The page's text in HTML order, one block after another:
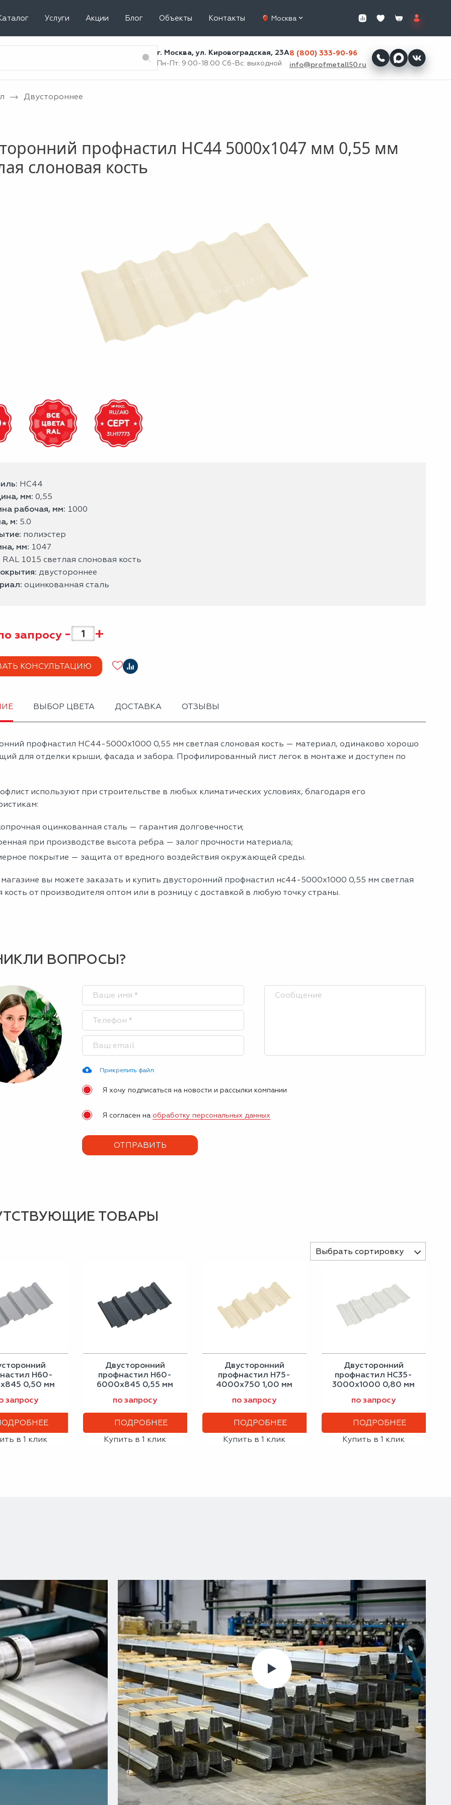
Услуги Акции Блог Объекты Контакты Москва
г. Москва, ул. Кировоградская, 23А
Пн-Пт: 9:00-18:00 Сб-Вс: выходной
8 (800) 333-90-96
info@profmetall50.ru
Двустороннее
профнастил НС44 5000x1047 мм 0,55 мм
слоновая кость
НС44
мм: 0,55
рабочая, мм: 1000
м: 5.0
полиэстер
мм: 1047
RAL 1015 светлая слоновая кость
двустороннее
оцинкованная сталь
запросу - +
КОНСУЛЬТАЦИЮ
ВЫБОР ЦВЕТА ДОСТАВКА ОТЗЫВЫ
профнастил НС44-5000х1000 0,55 мм светлая слоновая кость — материал, одинаково хорошо
для отделки крыши, фасада и забора. Профилированный лист легок в монтаже и доступен по
используют при строительстве в любых климатических условиях, благодаря его
оцинкованная сталь — гарантия долговечности;
при производстве высота ребра — залог прочности материала;
покрытие — защита от вредного воздействия окружающей среды.
вы можете заказать и купить двусторонний профнастил нс44-5000х1000 0,55 мм светлая
кость от производителя оптом или в розницу с доставкой в любую точку страны.
ВОПРОСЫ?
Прикрепить файл
Я хочу подписаться на новости и рассылки компании
Я согласен на обработку персональных данных
ТОВАРЫ
Выбрать сортировку
Н60-
0,50 мм
запросу
в 1 клик
Двусторонний
профнастил Н60-
6000х845 0,55 мм
по запросу
ПОДРОБНЕЕ
Купить в 1 клик
Двусторонний
профнастил Н75-
4000х750 1,00 мм
кость
по запросу
ПОДРОБНЕЕ
Купить в 1 клик
Двусторонний
профнастил НС35-
3000х1000 0,80 мм
по запросу
ПОДРОБНЕЕ
Купить в 1 клик